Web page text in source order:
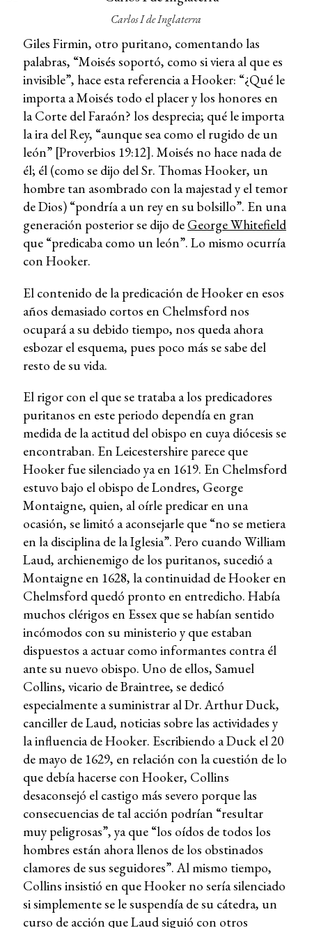
Carlos I de Inglaterra
Giles Firmin, otro puritano, comentando las
palabras, “Moisés soportó, como si viera al que es
invisible”, hace esta referencia a Hooker: “¿Qué le
importa a Moisés todo el placer y los honores en
la Corte del Faraón? los desprecia; qué le importa
la ira del Rey, “aunque sea como el rugido de un
león” [Proverbios 19:12]. Moisés no hace nada de
él; él (como se dijo del Sr. Thomas Hooker, un
hombre tan asombrado con la majestad y el temor
de Dios) “pondría a un rey en su bolsillo”. En una
generación posterior se dijo de George Whitefield
que “predicaba como un león”. Lo mismo ocurría
con Hooker.
El contenido de la predicación de Hooker en esos
años demasiado cortos en Chelmsford nos
ocupará a su debido tiempo, nos queda ahora
esbozar el esquema, pues poco más se sabe del
resto de su vida.
El rigor con el que se trataba a los predicadores
puritanos en este periodo dependía en gran
medida de la actitud del obispo en cuya diócesis se
encontraban. En Leicestershire parece que
Hooker fue silenciado ya en 1619. En Chelmsford
estuvo bajo el obispo de Londres, George
Montaigne, quien, al oírle predicar en una
ocasión, se limitó a aconsejarle que “no se metiera
en la disciplina de la Iglesia”. Pero cuando William
Laud, archienemigo de los puritanos, sucedió a
Montaigne en 1628, la continuidad de Hooker en
Chelmsford quedó pronto en entredicho. Había
muchos clérigos en Essex que se habían sentido
incómodos con su ministerio y que estaban
dispuestos a actuar como informantes contra él
ante su nuevo obispo. Uno de ellos, Samuel
Collins, vicario de Braintree, se dedicó
especialmente a suministrar al Dr. Arthur Duck,
canciller de Laud, noticias sobre las actividades y
la influencia de Hooker. Escribiendo a Duck el 20
de mayo de 1629, en relación con la cuestión de lo
que debía hacerse con Hooker, Collins
desaconsejó el castigo más severo porque las
consecuencias de tal acción podrían “resultar
muy peligrosas”, ya que “los oídos de todos los
hombres están ahora llenos de los obstinados
clamores de sus seguidores”. Al mismo tiempo,
Collins insistió en que Hooker no sería silenciado
si simplemente se le suspendía de su cátedra, un
curso de acción que Laud siguió con otros